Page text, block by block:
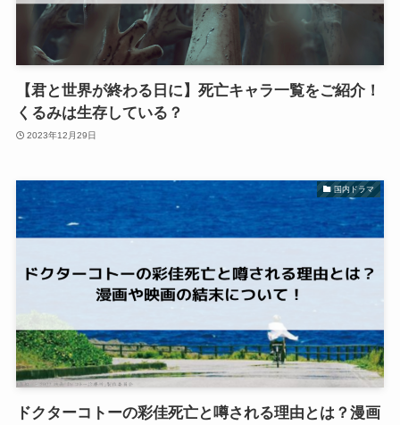
【君と世界が終わる日に】死亡キャラ一覧をご紹介！
くるみは生存している？
2023年12月29日
国内ドラマ
ドクターコトーの彩佳死亡と噂される理由とは？漫画